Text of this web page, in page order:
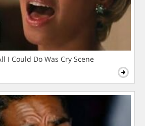
I Could Do Was Cry Scene